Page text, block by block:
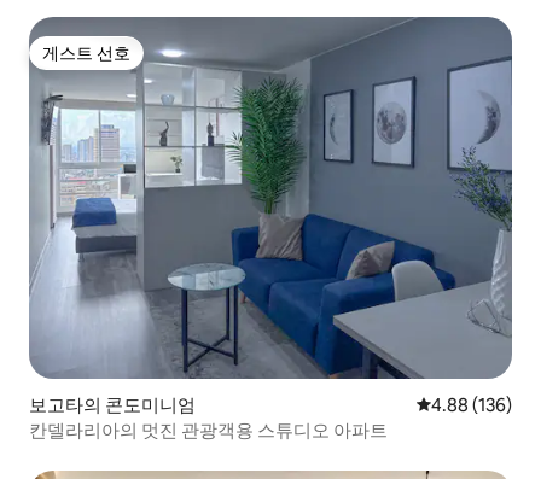
게스트 선호
게스트 선호
보고타의 콘도미니엄 평점 4.88점(5
4.88 (136)
칸델라리아의 멋진 관광객용 스튜디오 아파트